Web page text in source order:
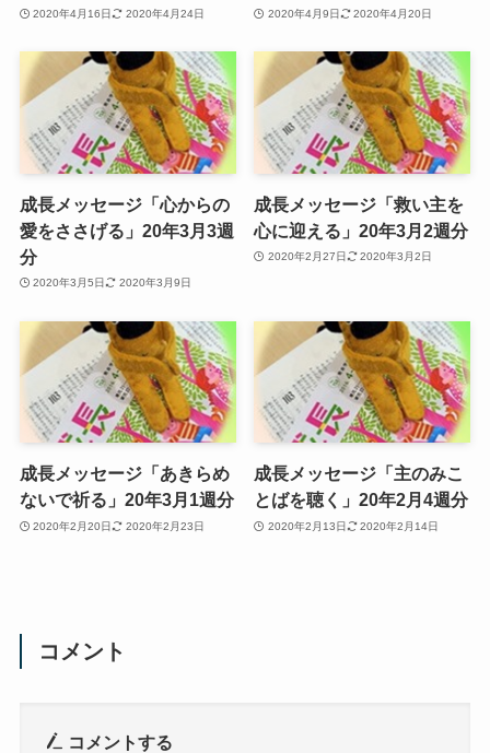
2020年4月16日 2020年4月24日 2020年4月9日 2020年4月20日
成長メッセージ「心からの
愛をささげる」20年3月3週
分
2020年3月5日 2020年3月9日
成長メッセージ「救い主を
心に迎える」20年3月2週分
2020年2月27日 2020年3月2日
成長メッセージ「あきらめ
ないで祈る」20年3月1週分
2020年2月20日 2020年2月23日
成長メッセージ「主のみこ
とばを聴く」20年2月4週分
2020年2月13日 2020年2月14日
コメント
コメントする